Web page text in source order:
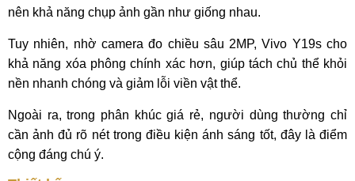
nên khả năng chụp ảnh gần như giống nhau.
Tuy nhiên, nhờ camera đo chiều sâu 2MP, Vivo Y19s cho
khả năng xóa phông chính xác hơn, giúp tách chủ thể khỏi
nền nhanh chóng và giảm lỗi viền vật thể.
Ngoài ra, trong phân khúc giá rẻ, người dùng thường chỉ
cần ảnh đủ rõ nét trong điều kiện ánh sáng tốt, đây là điểm
cộng đáng chú ý.